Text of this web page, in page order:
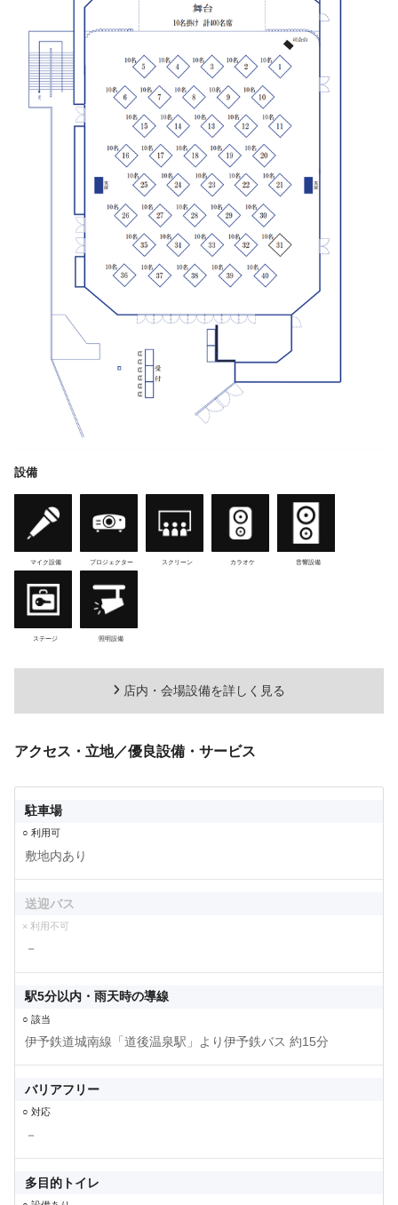
設備
マイク設備 プロジェクター スクリーン カラオケ 音響設備
ステージ 照明設備
店内・会場設備を詳しく見る
アクセス・立地／優良設備・サービス
駐車場
○ 利用可
敷地内あり
送迎バス
× 利用不可
－
駅5分以内・雨天時の導線
○ 該当
伊予鉄道城南線「道後温泉駅」より伊予鉄バス 約15分
バリアフリー
○ 対応
－
多目的トイレ